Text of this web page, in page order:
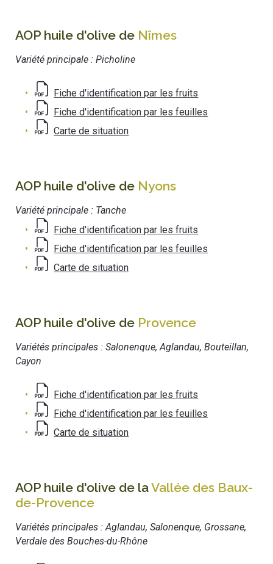
AOP huile d'olive de Nîmes
Variété principale : Picholine
Fiche d'identification par les fruits
Fiche d'identification par les feuilles
Carte de situation
AOP huile d'olive de Nyons
Variété principale : Tanche
Fiche d'identification par les fruits
Fiche d'identification par les feuilles
Carte de situation
AOP huile d'olive de Provence
Variétés principales : Salonenque, Aglandau, Bouteillan,
Cayon
Fiche d'identification par les fruits
Fiche d'identification par les feuilles
Carte de situation
AOP huile d'olive de laVallée des Baux-
de-Provence
Variétés principales : Aglandau, Salonenque, Grossane,
Verdale des Bouches-du-Rhône